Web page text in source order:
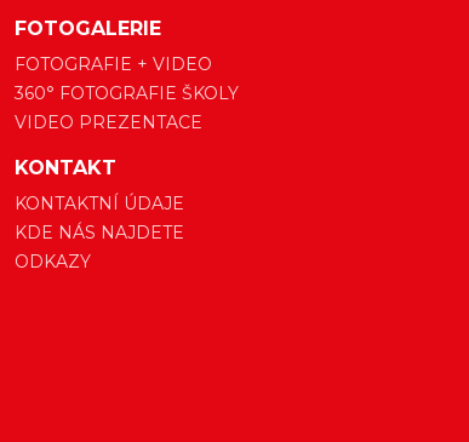
FOTOGALERIE
FOTOGRAFIE + VIDEO
360° FOTOGRAFIE ŠKOLY
VIDEO PREZENTACE
KONTAKT
KONTAKTNÍ ÚDAJE
KDE NÁS NAJDETE
ODKAZY